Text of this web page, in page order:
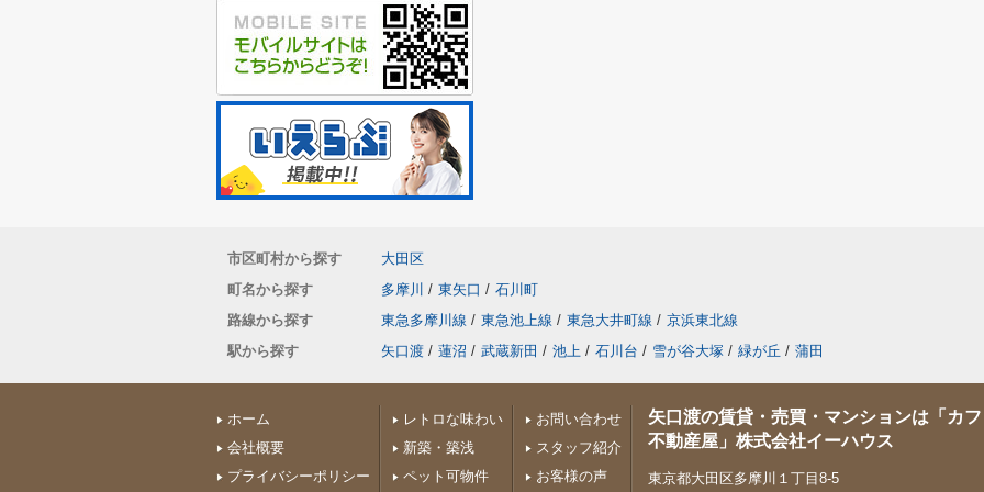
市区町村から探す
大田区
町名から探す
多摩川 / 東矢口 / 石川町
路線から探す
東急多摩川線 / 東急池上線 / 東急大井町線 / 京浜東北線
駅から探す
矢口渡 / 蓮沼 / 武蔵新田 / 池上 / 石川台 / 雪が谷大塚 / 緑が丘 / 蒲田
ホーム
会社概要
プライバシーポリシー
レトロな味わい
新築・築浅
ペット可物件
お問い合わせ
スタッフ紹介
お客様の声
矢口渡の賃貸・売買・マンションは「カ
不動産屋」株式会社イーハウス
東京都大田区多摩川１丁目8-5